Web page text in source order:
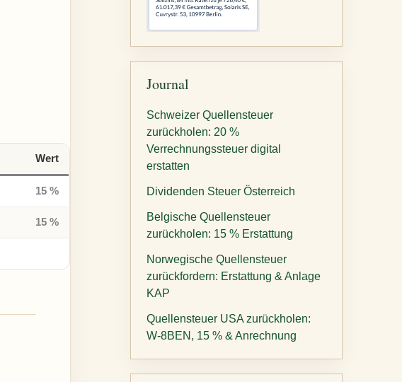
Wert
15 %
15 %
Journal
Schweizer Quellensteuer
zurückholen: 20 %
Verrechnungssteuer digital
erstatten
Dividenden Steuer Österreich
Belgische Quellensteuer
zurückholen: 15 % Erstattung
Norwegische Quellensteuer
zurückfordern: Erstattung & Anlage
KAP
Quellensteuer USA zurückholen:
W-8BEN, 15 % & Anrechnung